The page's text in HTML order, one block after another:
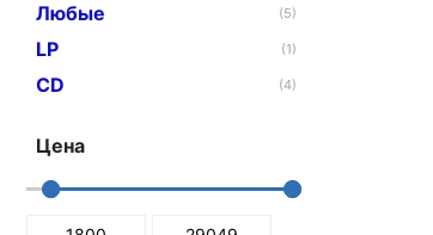
Любые
(5)
LP (1)
CD (4)
Цена